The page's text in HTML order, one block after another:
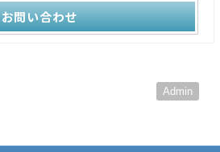
お問い合わせ
Admin